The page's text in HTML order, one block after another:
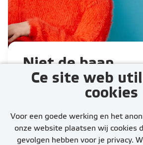
Ce site web
cookies
Voor een goede werking en het
onze website plaatsen wij cookies
gevolgen hebben voor je privacy.
Niet de baan
gevonden die je
Activeer jouw Job Alert en
ontvang de nieuwste vacatures